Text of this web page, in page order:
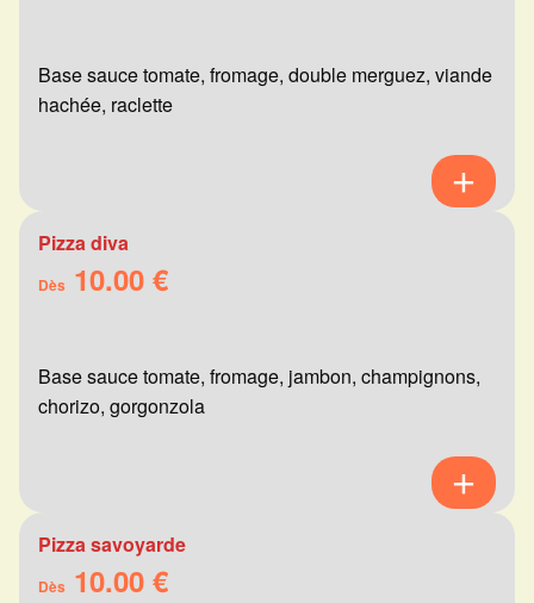
Base sauce tomate, fromage, double merguez, viande
hachée, raclette
Pizza diva
Dès 10.00 €
Base sauce tomate, fromage, jambon, champignons,
chorizo, gorgonzola
Pizza savoyarde
Dès 10.00 €